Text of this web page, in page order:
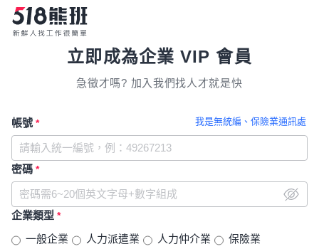
立即成為企業 VIP 會員
急徵才嗎? 加入我們找人才就是快
我是無統編、保險業通訊處
帳號 *
密碼 *
企業類型 *
一般企業 人力派遣業 人力仲介業
保險業